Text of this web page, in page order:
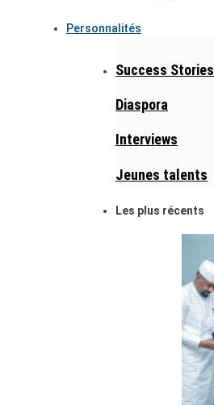
Personnalités
Success Stories
Diaspora
Interviews
Jeunes talents
Les plus récents